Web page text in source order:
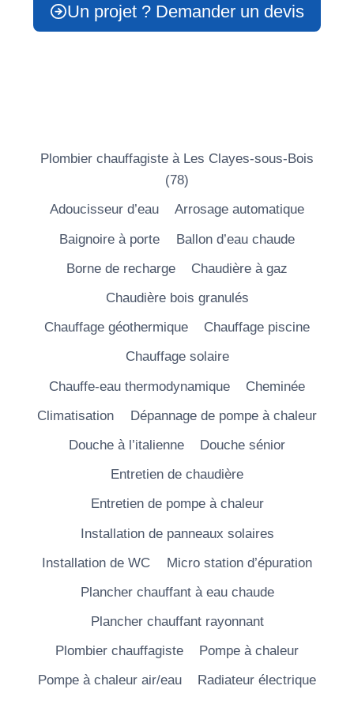
Un projet ? Demander un devis
Plombier chauffagiste à Les Clayes-sous-Bois
(78)
Adoucisseur d’eau
Arrosage automatique
Baignoire à porte
Ballon d’eau chaude
Borne de recharge
Chaudière à gaz
Chaudière bois granulés
Chauffage géothermique
Chauffage piscine
Chauffage solaire
Chauffe-eau thermodynamique
Cheminée
Climatisation
Dépannage de pompe à chaleur
Douche à l’italienne
Douche sénior
Entretien de chaudière
Entretien de pompe à chaleur
Installation de panneaux solaires
Installation de WC
Micro station d’épuration
Plancher chauffant à eau chaude
Plancher chauffant rayonnant
Plombier chauffagiste
Pompe à chaleur
Pompe à chaleur air/eau
Radiateur électrique